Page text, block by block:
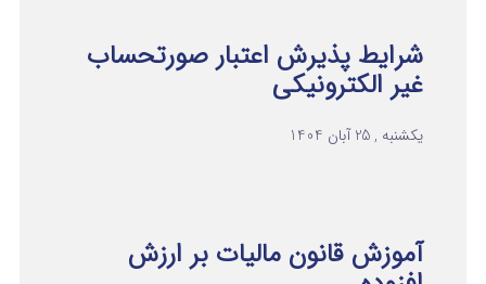
شرایط پذیرش اعتبار صورتحساب
غیر الکترونیکی
یکشنبه , 25 آبان 1404
آموزش قانون مالیات بر ارزش